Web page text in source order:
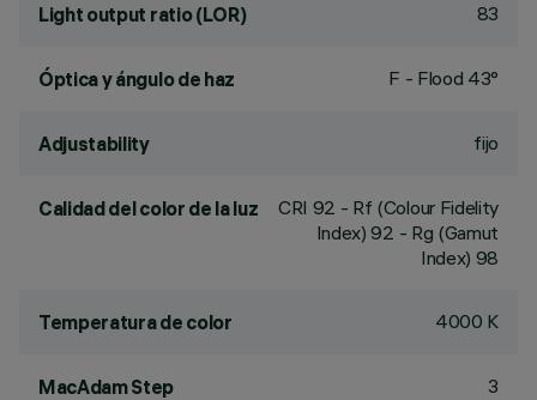
Light output ratio (LOR) 83
Óptica y ángulo de haz F - Flood 43°
Adjustability fijo
Calidad del color de la luz CRI 92 - Rf (Colour Fidelity
Index) 92 - Rg (Gamut
Index) 98
Temperatura de color 4000 K
MacAdam Step 3